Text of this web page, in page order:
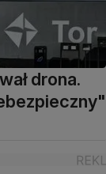
drona.